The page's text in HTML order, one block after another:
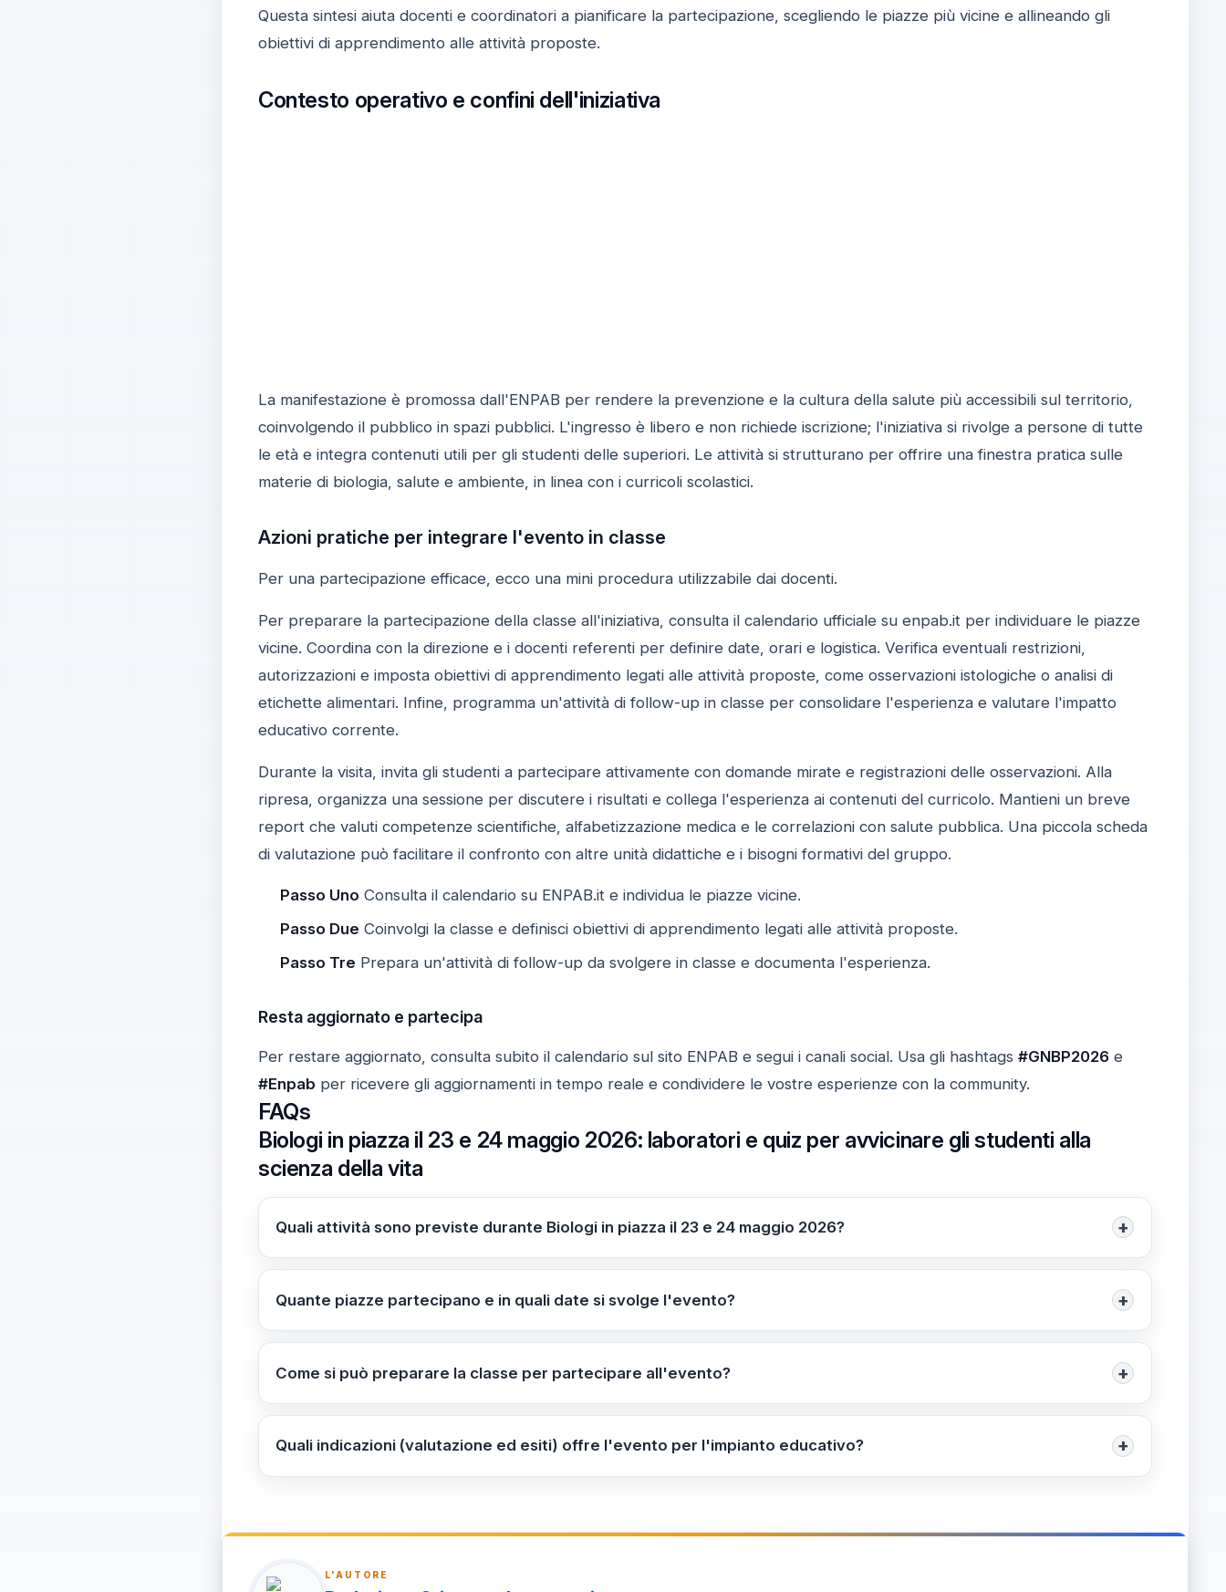
Questa sintesi aiuta docenti e coordinatori a pianificare la partecipazione, scegliendo le piazze più vicine e allineando gli
obiettivi di apprendimento alle attività proposte.
Contesto operativo e confini dell'iniziativa
La manifestazione è promossa dall'ENPAB per rendere la prevenzione e la cultura della salute più accessibili sul territorio,
coinvolgendo il pubblico in spazi pubblici. L'ingresso è libero e non richiede iscrizione; l'iniziativa si rivolge a persone di tutte
le età e integra contenuti utili per gli studenti delle superiori. Le attività si strutturano per offrire una finestra pratica sulle
materie di biologia, salute e ambiente, in linea con i curricoli scolastici.
Azioni pratiche per integrare l'evento in classe
Per una partecipazione efficace, ecco una mini procedura utilizzabile dai docenti.
Per preparare la partecipazione della classe all'iniziativa, consulta il calendario ufficiale su enpab.it per individuare le piazze
vicine. Coordina con la direzione e i docenti referenti per definire date, orari e logistica. Verifica eventuali restrizioni,
autorizzazioni e imposta obiettivi di apprendimento legati alle attività proposte, come osservazioni istologiche o analisi di
etichette alimentari. Infine, programma un'attività di follow-up in classe per consolidare l'esperienza e valutare l'impatto
educativo corrente.
Durante la visita, invita gli studenti a partecipare attivamente con domande mirate e registrazioni delle osservazioni. Alla
ripresa, organizza una sessione per discutere i risultati e collega l'esperienza ai contenuti del curricolo. Mantieni un breve
report che valuti competenze scientifiche, alfabetizzazione medica e le correlazioni con salute pubblica. Una piccola scheda
di valutazione può facilitare il confronto con altre unità didattiche e i bisogni formativi del gruppo.
Passo Uno Consulta il calendario su ENPAB.it e individua le piazze vicine.
Passo Due Coinvolgi la classe e definisci obiettivi di apprendimento legati alle attività proposte.
Passo Tre Prepara un'attività di follow-up da svolgere in classe e documenta l'esperienza.
Resta aggiornato e partecipa
Per restare aggiornato, consulta subito il calendario sul sito ENPAB e segui i canali social. Usa gli hashtags #GNBP2026e
#Enpab per ricevere gli aggiornamenti in tempo reale e condividere le vostre esperienze con la community.
FAQs
Biologi in piazza il 23 e 24 maggio 2026: laboratori e quiz per avvicinare gli studenti alla
scienza della vita
Quali attività sono previste durante Biologi in piazza il 23 e 24 maggio 2026? +
Laboratori didattici, quiz e percorsi sul controllo qualità; in alcune piazze sono previsti laboratori di istologia e lettura
Quante piazze partecipano e in quali date si svolge l'evento? +
Circa 19 città italiane partecipano nelle date 23/05/2026 e 24/05/2026. Per l’elenco aggiornato consulta ENPAB.it o i
Come si può preparare la classe per partecipare all'evento? +
Consulta il calendario ufficiale su enpab.it per individuare le piazze vicine e pianificare la partecipazione. Coordina con la
direzione e i docenti referenti per definire date, orari e logistica; verifica autorizzazioni e imposta obiettivi di
Quali indicazioni (valutazione ed esiti) offre l'evento per l'impianto educativo? +
Durante la visita invita gli studenti a partecipare attivamente registrando osservazioni. Al rientro organizza una
una scheda di valutazione può facilitare il confronto con altre unità didattiche.
L'AUTORE